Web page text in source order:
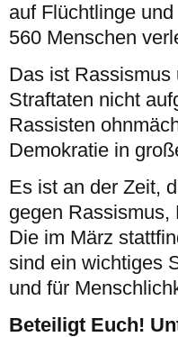
auf Flüchtlinge
560 Menschen
Das ist Rassismus
Straftaten nicht
Rassisten
Demokratie in
Es ist an der Zeit,
gegen Rassismus,
Die im März
sind ein wichtiges
und für
Beteiligt Euch!